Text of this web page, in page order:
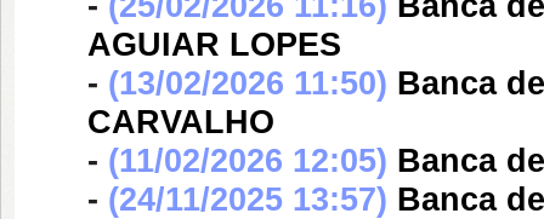
AGUIAR LOPES
- (13/02/2026 11:50) Banca
CARVALHO
- (11/02/2026 12:05) Banca
- (24/11/2025 13:57) Banca